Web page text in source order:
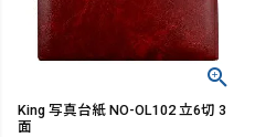
King 写真台紙 NO-OL102 立6切 3
面